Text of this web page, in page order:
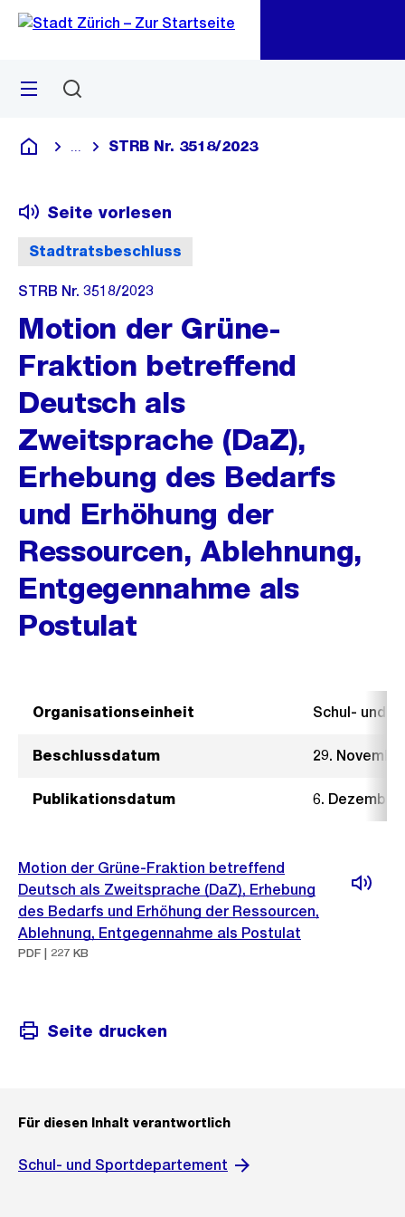
Navigation
Sprunglink
Menü
Deutsch
Blende alle Breadcrumbs ein
STRB Nr. 3518/2023
Stadtratsbeschluss
Seite vorlesen
STRB Nr. 3518/2023
Motion der Grüne-
Fraktion betreffend
Deutsch als
Zweitsprache (DaZ),
Erhebung des Bedarfs
und Erhöhung der
Ressourcen, Ablehnung,
Entgegennahme als
Postulat
Organisationseinheit Schul- und
Beschlussdatum 29.
Publikationsdatum 6. Dezember
Motion der Grüne-Fraktion betreffend
Deutsch als Zweitsprache (DaZ), Erhebung
des Bedarfs und Erhöhung der Ressourcen,
Ablehnung, Entgegennahme als Postulat
PDF | 227 KB
Seite drucken
Für diesen Inhalt verantwortlich
Schul- und Sportdepartement